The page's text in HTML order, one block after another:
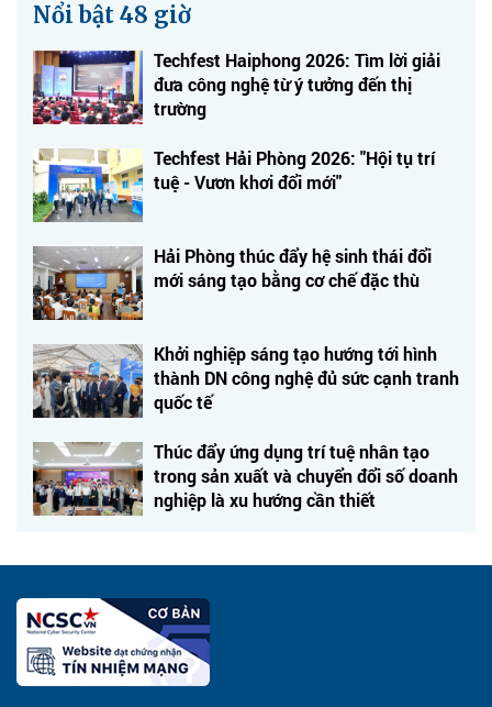
Nổi bật 48 giờ
Techfest Haiphong 2026: Tìm lời giải
đưa công nghệ từ ý tưởng đến thị
trường
Techfest Hải Phòng 2026: "Hội tụ trí
tuệ - Vươn khơi đổi mới"
Hải Phòng thúc đẩy hệ sinh thái đổi
mới sáng tạo bằng cơ chế đặc thù
Khởi nghiệp sáng tạo hướng tới hình
thành DN công nghệ đủ sức cạnh tranh
quốc tế
Thúc đẩy ứng dụng trí tuệ nhân tạo
trong sản xuất và chuyển đổi số doanh
nghiệp là xu hướng cần thiết